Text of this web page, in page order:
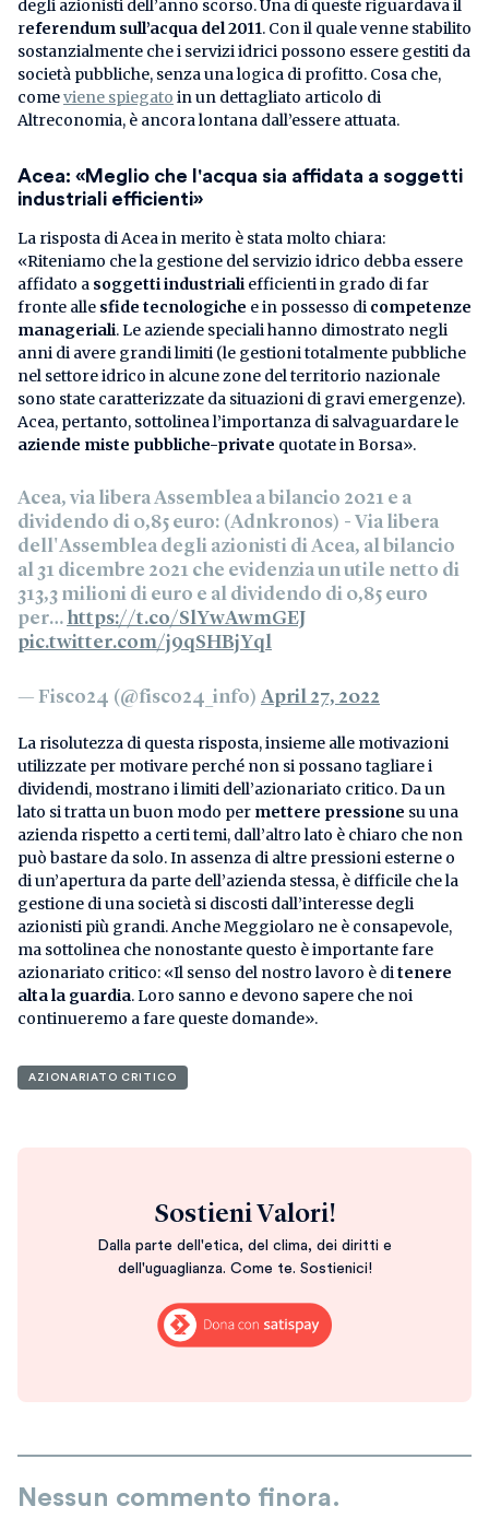
degli azionisti dell’anno scorso. Una di queste riguardava il
referendum sull’acqua del 2011. Con il quale venne stabilito
sostanzialmente che i servizi idrici possono essere gestiti da
società pubbliche, senza una logica di profitto. Cosa che,
comeviene spiegato in un dettagliato articolo di
Altreconomia, è ancora lontana dall’essere attuata.
Acea: «Meglio che l'acqua sia affidata a soggetti
industriali efficienti»
La risposta di Acea in merito è stata molto chiara:
«Riteniamo che la gestione del servizio idrico debba essere
affidato a soggetti industriali efficienti in grado di far
fronte alle sfide tecnologiche e in possesso di competenze
manageriali. Le aziende speciali hanno dimostrato negli
anni di avere grandi limiti (le gestioni totalmente pubbliche
nel settore idrico in alcune zone del territorio nazionale
sono state caratterizzate da situazioni di gravi emergenze).
Acea, pertanto, sottolinea l’importanza di salvaguardare le
aziende miste pubbliche-private quotate in Borsa».
Acea, via libera Assemblea a bilancio 2021 e a
dividendo di 0,85 euro: (Adnkronos) - Via libera
dell'Assemblea degli azionisti di Acea, al bilancio
al 31 dicembre 2021 che evidenzia un utile netto di
313,3 milioni di euro e al dividendo di 0,85 euro
per… https://t.co/SlYwAwmGEJ
pic.twitter.com/j9qSHBjYql
— Fisco24 (@fisco24_info) April 27, 2022
La risolutezza di questa risposta, insieme alle motivazioni
utilizzate per motivare perché non si possano tagliare i
dividendi, mostrano i limiti dell’azionariato critico. Da un
lato si tratta un buon modo per mettere pressione su una
azienda rispetto a certi temi, dall’altro lato è chiaro che non
può bastare da solo. In assenza di altre pressioni esterne o
di un’apertura da parte dell’azienda stessa, è difficile che la
gestione di una società si discosti dall’interesse degli
azionisti più grandi. Anche Meggiolaro ne è consapevole,
ma sottolinea che nonostante questo è importante fare
azionariato critico: «Il senso del nostro lavoro è ditenere
alta la guardia. Loro sanno e devono sapere che noi
continueremo a fare queste domande».
AZIONARIATO CRITICO
Sostieni Valori!
Dalla parte dell'etica, del clima, dei diritti e
dell'uguaglianza. Come te. Sostienici!
Nessun commento finora.